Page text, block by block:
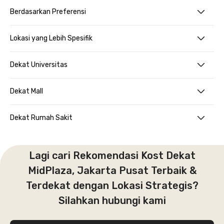
Berdasarkan Preferensi
Lokasi yang Lebih Spesifik
Dekat Universitas
Dekat Mall
Dekat Rumah Sakit
Lagi cari Rekomendasi Kost Dekat
MidPlaza, Jakarta Pusat Terbaik &
Terdekat dengan Lokasi Strategis?
Silahkan hubungi kami